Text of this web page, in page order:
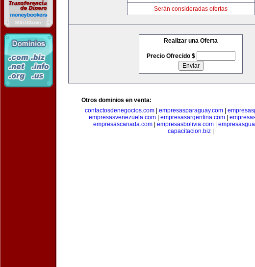
Serán consideradas ofertas
Realizar una Oferta
Precio Ofrecido $
Otros dominios en venta:
contactosdenegocios.com
empresasparaguay.com
empresasvenezuela.com| empresasargentina.com|
empresascanada.com| empresasbolivia.com|
capacitacion.biz